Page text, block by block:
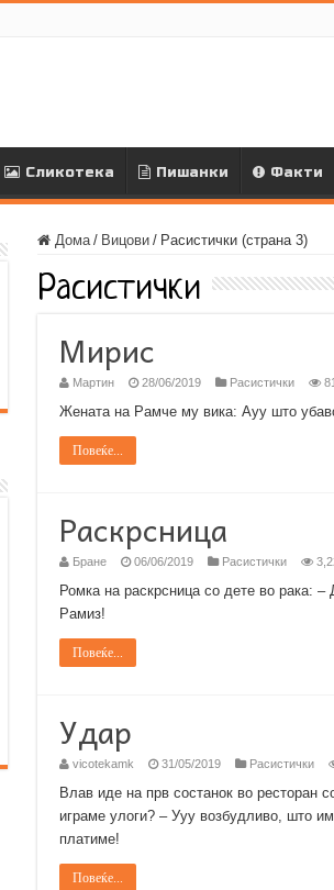
Сликотека Пишанки Факти
Дома / Вицови / Расистички (страна 3)
Расистички
Мирис
Мартин 28/06/2019 Расистички
Жената на Рамче му вика: Ауу што
Повеќе...
Раскрсница
Бране 06/06/2019 Расистички
Ромка на раскрсница со дете во рака:
Рамиз!
Повеќе...
Удар
vicotekamk 31/05/2019 Расистички
Влав иде на прв состанок во ресторан
играме улоги? – Ууу возбудливо, што
платиме!
Повеќе...